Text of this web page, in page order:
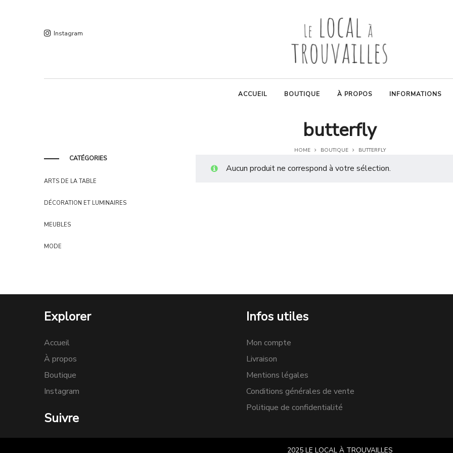
Instagram
ACCUEIL BOUTIQUE À PROPOS INFORMATIONS
butterfly
HOME BOUTIQUE BUTTERFLY
Aucun produit ne correspond à votre sélection.
CATÉGORIES
ARTS DE LA TABLE
DÉCORATION ET LUMINAIRES
MEUBLES
MODE
Explorer
Accueil
À propos
Boutique
Instagram
Suivre
Infos utiles
Mon compte
Livraison
Mentions légales
Conditions générales de vente
Politique de confidentialité
2025 LE LOCAL À TROUVAILLES